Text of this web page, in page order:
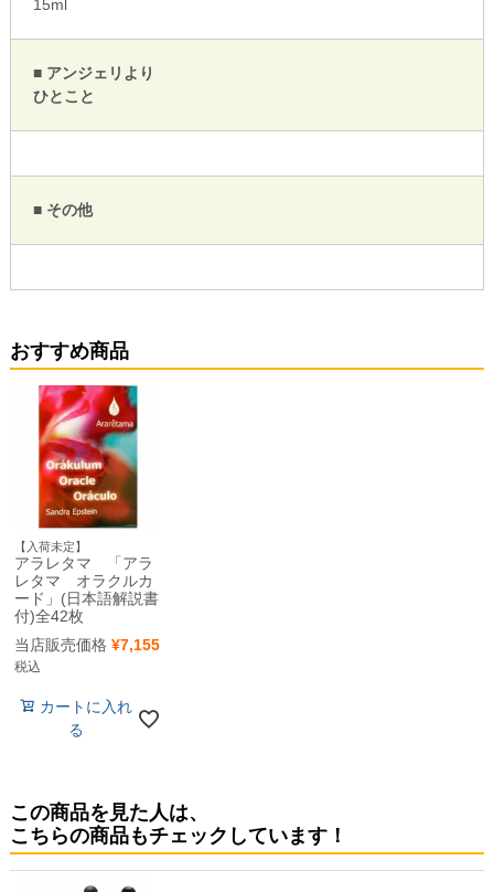
15ml
■ アンジェリより
ひとこと
■ その他
おすすめ商品
【入荷未定】
アラレタマ 「アラ
レタマ オラクルカ
ード」(日本語解説書
付)全42枚
当店販売価格 ¥7,155
税込
カートに入れ
る
この商品を見た人は、
こちらの商品もチェックしています！